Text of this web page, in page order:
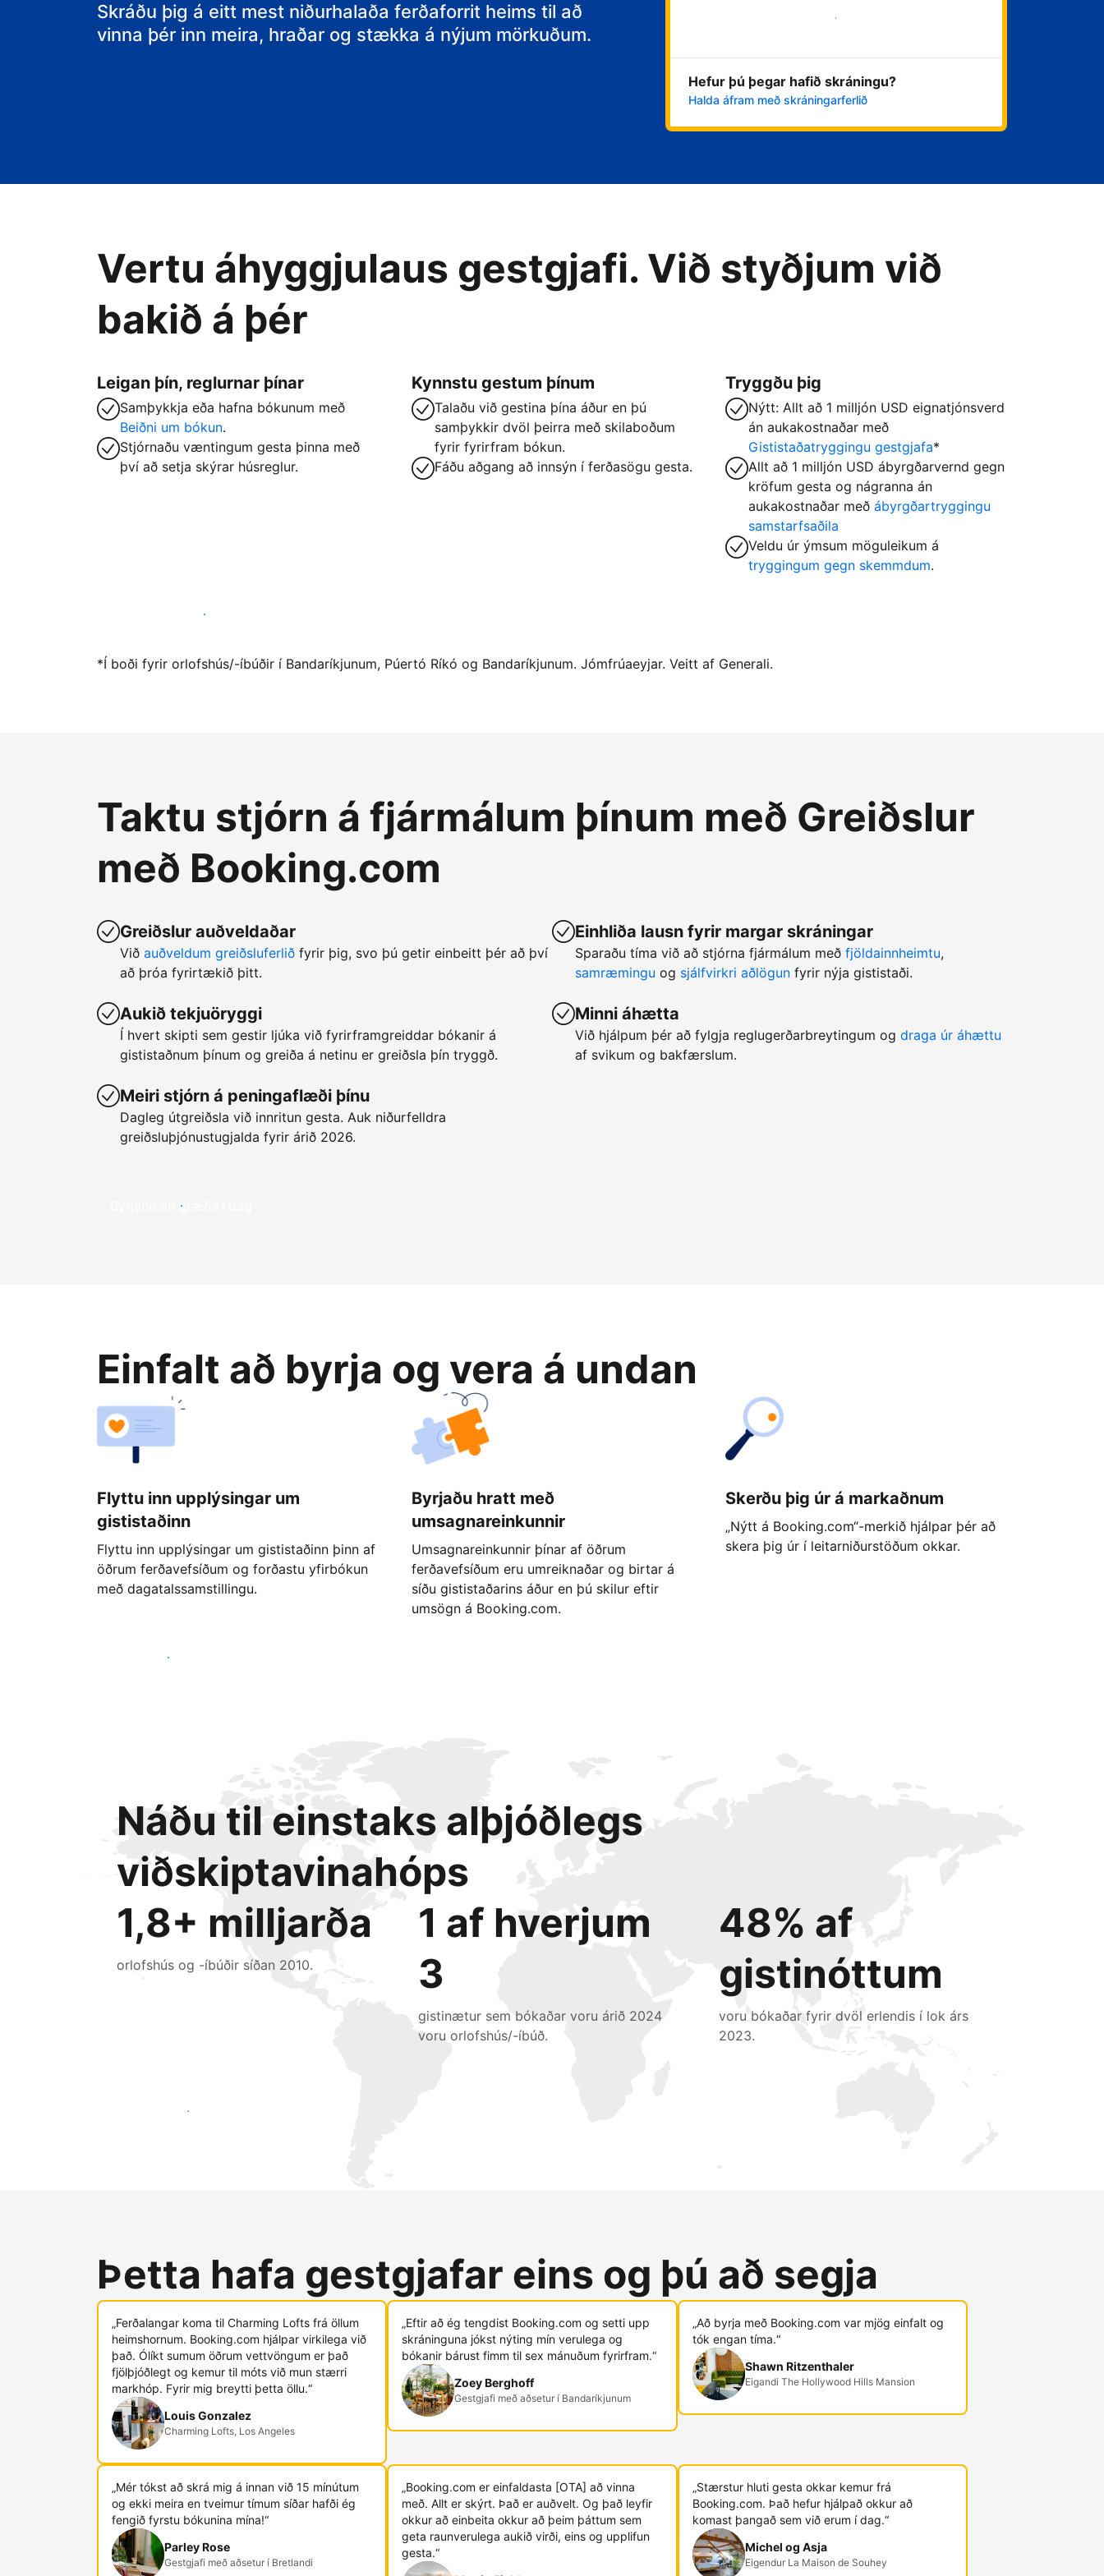
Skráðu þig á eitt mest niðurhalaða ferðaforrit heims til að
vinna þér inn meira, hraðar og stækka á nýjum mörkuðum.
Byrja núna
Hefur þú þegar hafið skráningu?
Halda áfram með skráningarferlið
Vertu áhyggjulaus gestgjafi. Við styðjum við
bakið á þér
Leigan þín, reglurnar þínar
Samþykkja eða hafna bókunum með
Beiðni um bókun.
Stjórnaðu væntingum gesta þinna með
því að setja skýrar húsreglur.
Kynnstu gestum þínum
Talaðu við gestina þína áður en þú
samþykkir dvöl þeirra með skilaboðum
fyrir fyrirfram bókun.
Fáðu aðgang að innsýn í ferðasögu gesta.
Tryggðu þig
Nýtt: Allt að 1 milljón USD eignatjónsverd
án aukakostnaðar með
Gististaðatryggingu gestgjafa*
Allt að 1 milljón USD ábyrgðarvernd gegn
kröfum gesta og nágranna án
aukakostnaðar meðábyrgðartryggingu
samstarfsaðila
Veldu úr ýmsum möguleikum á
tryggingum gegn skemmdum.
Vertu gestgjafi hjá okkur í dag
*Í boði fyrir orlofshús/-íbúðir í Bandaríkjunum, Púertó Ríkó og Bandaríkjunum. Jómfrúaeyjar. Veitt af Generali.
Taktu stjórn á fjármálum þínum með Greiðslur
með Booking.com
Greiðslur auðveldaðar
Við auðveldum greiðsluferlið fyrir þig, svo þú getir einbeitt þér að því
að þróa fyrirtækið þitt.
Aukið tekjuöryggi
Í hvert skipti sem gestir ljúka við fyrirframgreiddar bókanir á
gististaðnum þínum og greiða á netinu er greiðsla þín tryggð.
Meiri stjórn á peningaflæði þínu
Dagleg útgreiðsla við innritun gesta. Auk niðurfelldra
greiðsluþjónustugjalda fyrir árið 2026.
Einhliða lausn fyrir margar skráningar
Sparaðu tíma við að stjórna fjármálum með fjöldainnheimtu,
samræmingu og sjálfvirkri aðlögun fyrir nýja gististaði.
Minni áhætta
Við hjálpum þér að fylgja reglugerðarbreytingum og draga úr áhættu
af svikum og bakfærslum.
Byrjaðu að græða í dag
Einfalt að byrja og vera á undan
Flyttu inn upplýsingar um
gististaðinn
Flyttu inn upplýsingar um gististaðinn þinn af
öðrum ferðavefsíðum og forðastu yfirbókun
með dagatalssamstillingu.
Byrjaðu hratt með
umsagnareinkunnir
Umsagnareinkunnir þínar af öðrum
ferðavefsíðum eru umreiknaðar og birtar á
síðu gististaðarins áður en þú skilur eftir
umsögn á Booking.com.
Skerðu þig úr á markaðnum
„Nýtt á Booking.com“-merkið hjálpar þér að
skera þig úr í leitarniðurstöðum okkar.
Byrjaðu strax í dag
Náðu til einstaks alþjóðlegs
viðskiptavinahóps
1,8+ milljarða
orlofshús og -íbúðir síðan 2010.
1 af hverjum
3
gistinætur sem bókaðar voru árið 2024
voru orlofshús/-íbúð.
48% af
gistinóttum
voru bókaðar fyrir dvöl erlendis í lok árs
2023.
Náðu til nýrra gesta í dag
Þetta hafa gestgjafar eins og þú að segja
„Ferðalangar koma til Charming Lofts frá öllum
heimshornum. Booking.com hjálpar virkilega við
það. Ólíkt sumum öðrum vettvöngum er það
fjölþjóðlegt og kemur til móts við mun stærri
markhóp. Fyrir mig breytti þetta öllu.“
Louis Gonzalez
Charming Lofts, Los Angeles
„Eftir að ég tengdist Booking.com og ​​setti upp
skráninguna jókst nýting mín verulega og
bókanir bárust fimm til sex mánuðum fyrirfram.“
Zoey Berghoff
Gestgjafi með aðsetur í Bandaríkjunum
„Að byrja með Booking.com var mjög einfalt og
tók engan tíma.“
Shawn Ritzenthaler
Eigandi The Hollywood Hills Mansion
„Mér tókst að skrá mig á innan við 15 mínútum
og ekki meira en tveimur tímum síðar hafði ég
fengið fyrstu bókunina mína!“
Parley Rose
Gestgjafi með aðsetur í Bretlandi
„Booking.com er einfaldasta [OTA] að vinna
með. Allt er skýrt. Það er auðvelt. Og það leyfir
okkur að einbeita okkur að þeim þáttum sem
geta raunverulega aukið virði, eins og upplifun
gesta.“
„Stærstur hluti gesta okkar kemur frá
Booking.com. Það hefur hjálpað okkur að
komast þangað sem við erum í dag.“
Michel og Asja
Eigendur La Maison de Souhey